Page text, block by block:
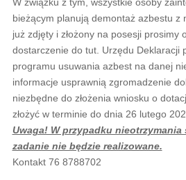
W związku z tym, wszystkie osoby
bieżącym planują demontaż azbestu z
już zdjęty i złożony na posesji prosimy
dostarczenie do tut. Urzędu Deklaracji
programu usuwania azbest na danej
informacje usprawnią zgromadzenie
niezbędne do złożenia wniosku o
złożyć w terminie do dnia 26 lutego
Uwaga! W przypadku
zadanie nie będzie realizowane.
Kontakt 76 8788702